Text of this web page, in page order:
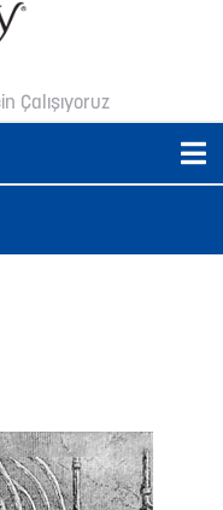
Çalışıyoruz